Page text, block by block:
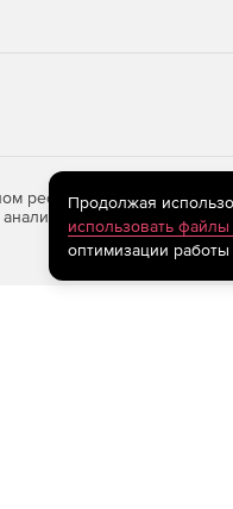
ресурсе store.softline.ru
анализа сведений,
Продолжая
использовать файлы
оптимизации работы